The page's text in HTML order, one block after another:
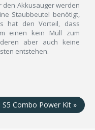
den Akkusauger werden
Staubbeutel benötigt,
hat den Vorteil, dass
einen kein Müll zum
aber auch keine
entstehen.
Combo Power Kit »